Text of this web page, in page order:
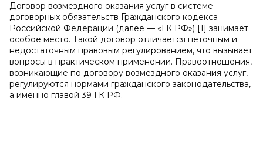
Договор возмездного оказания услуг в системе
договорных обязательств Гражданского кодекса
Российской Федерации (далее — «ГК РФ») [1] занимает
особое место. Такой договор отличается неточным и
недостаточным правовым регулированием, что вызывает
вопросы в практическом применении. Правоотношения,
возникающие по договору возмездного оказания услуг,
регулируются нормами гражданского законодательства,
а именно главой 39 ГК РФ.